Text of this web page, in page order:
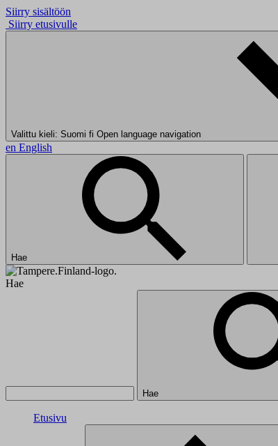
Siirry sisältöön
Siirry etusivulle
Valittu kieli: Suomi fi Open language navigation
en English
Hae
Hae
Hae
Etusivu